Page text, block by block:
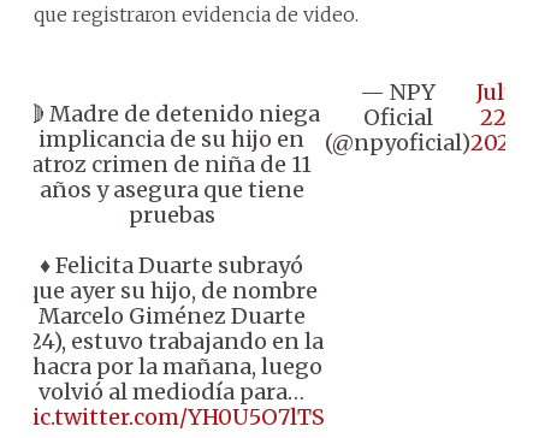
que registraron evidencia de video.
🔴 Madre de detenido niega
implicancia de su hijo en
atroz crimen de niña de 11
años y asegura que tiene
pruebas
♦️ Felicita Duarte subrayó
que ayer su hijo, de nombre
Marcelo Giménez Duarte
(24), estuvo trabajando en la
chacra por la mañana, luego
volvió al mediodía para…
pic.twitter.com/YH0U5O7lTS
— NPY
Oficial
(@npyoficial)
July
22,
2025